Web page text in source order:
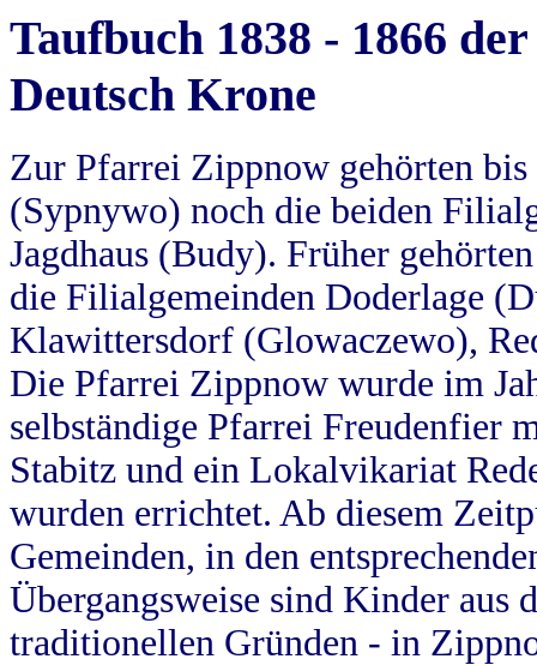
Taufbuch 1838 - 1866
Deutsch Krone
Zur Pfarrei Zippnow gehörten
(Sypnywo) noch die beiden
Jagdhaus (Budy). Früher
die Filialgemeinden Doderlage
Klawittersdorf (Glowaczewo),
Die Pfarrei Zippnow wurde im
selbständige Pfarrei Freudenfier
Stabitz und ein Lokalvikariat
wurden errichtet. Ab diesem
Gemeinden, in den
Übergangsweise sind Kinder aus
traditionellen Gründen - in